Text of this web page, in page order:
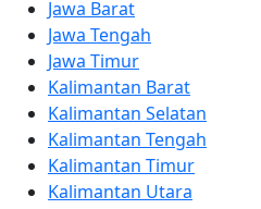
Jawa Barat
Jawa Tengah
Jawa Timur
Kalimantan Barat
Kalimantan Selatan
Kalimantan Tengah
Kalimantan Timur
Kalimantan Utara